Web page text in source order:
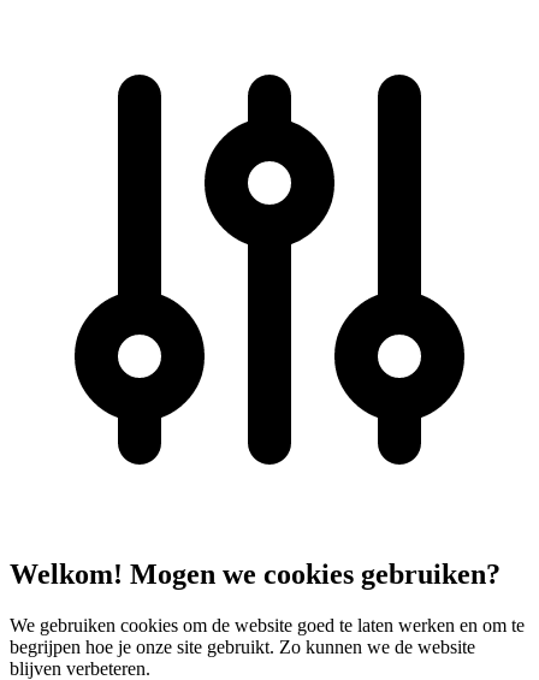
Welkom! Mogen we cookies gebruiken?
We gebruiken cookies om de website goed te laten werken en om te
begrijpen hoe je onze site gebruikt. Zo kunnen we de website
blijven verbeteren.